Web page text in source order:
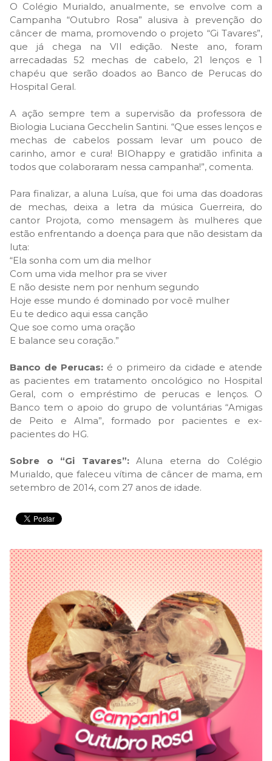
O Colégio Murialdo, anualmente, se envolve com a
Campanha “Outubro Rosa” alusiva à prevenção do
câncer de mama, promovendo o projeto “Gi Tavares”,
que já chega na VII edição. Neste ano, foram
arrecadadas 52 mechas de cabelo, 21 lenços e 1
chapéu que serão doados ao Banco de Perucas do
Hospital Geral.
A ação sempre tem a supervisão da professora de
Biologia Luciana Gecchelin Santini. “Que esses lenços e
mechas de cabelos possam levar um pouco de
carinho, amor e cura! BIOhappy e gratidão infinita a
todos que colaboraram nessa campanha!”, comenta.
Para finalizar, a aluna Luísa, que foi uma das doadoras
de mechas, deixa a letra da música Guerreira, do
cantor Projota, como mensagem às mulheres que
estão enfrentando a doença para que não desistam da
luta:
“Ela sonha com um dia melhor
Com uma vida melhor pra se viver
E não desiste nem por nenhum segundo
Hoje esse mundo é dominado por você mulher
Eu te dedico aqui essa canção
Que soe como uma oração
E balance seu coração.”
Banco de Perucas: é o primeiro da cidade e atende
as pacientes em tratamento oncológico no Hospital
Geral, com o empréstimo de perucas e lenços. O
Banco tem o apoio do grupo de voluntárias “Amigas
de Peito e Alma”, formado por pacientes e ex-
pacientes do HG.
Sobre o “Gi Tavares”:Aluna eterna do Colégio
Murialdo, que faleceu vítima de câncer de mama, em
setembro de 2014, com 27 anos de idade.